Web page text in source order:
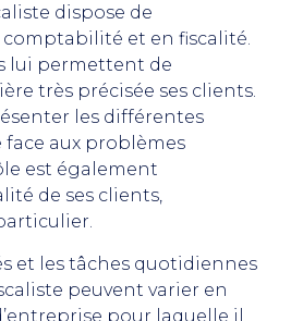
dispose de
comptabilité et en fiscalité.
lui permettent de
très précisée ses clients.
les différentes
aux problèmes
est également
de ses clients,
et les tâches quotidiennes
peuvent varier en
pour laquelle il